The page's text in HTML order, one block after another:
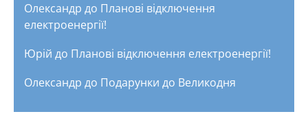
Олександр до Планові відключення
електроенергії!
Юрій до Планові відключення електроенергії!
Олександр до Подарунки до Великодня